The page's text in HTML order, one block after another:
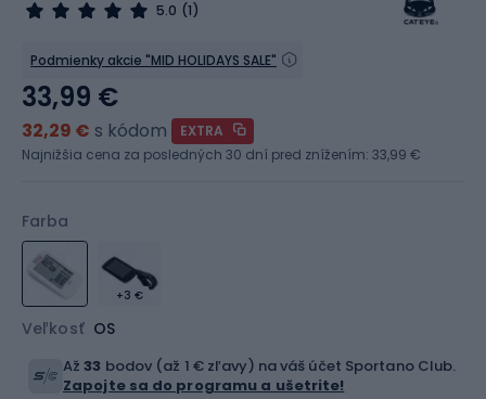
5.0 (1)
Podmienky akcie "MID HOLIDAYS SALE"
Farba
+3 €
Veľkosť OS
33,99 €
32,29 € s kódom
EXTRA
Najnižšia cena za posledných 30 dní pred znížením: 33,99 €
Až33 bodov (až 1 € zľavy) na váš účet Sportano Club.
Zapojte sa do programu a ušetrite!